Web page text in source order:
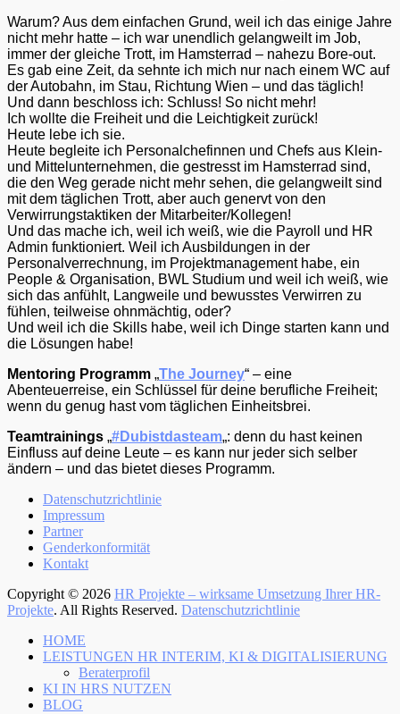
Warum? Aus dem einfachen Grund, weil ich das einige Jahre
nicht mehr hatte – ich war unendlich gelangweilt im Job,
immer der gleiche Trott, im Hamsterrad – nahezu Bore-out.
Es gab eine Zeit, da sehnte ich mich nur nach einem WC auf
der Autobahn, im Stau, Richtung Wien – und das täglich!
Und dann beschloss ich: Schluss! So nicht mehr!
Ich wollte die Freiheit und die Leichtigkeit zurück!
Heute lebe ich sie.
Heute begleite ich Personalchefinnen und Chefs aus Klein-
und Mittelunternehmen, die gestresst im Hamsterrad sind,
die den Weg gerade nicht mehr sehen, die gelangweilt sind
mit dem täglichen Trott, aber auch genervt von den
Verwirrungstaktiken der Mitarbeiter/Kollegen!
Und das mache ich, weil ich weiß, wie die Payroll und HR
Admin funktioniert. Weil ich Ausbildungen in der
Personalverrechnung, im Projektmanagement habe, ein
People & Organisation, BWL Studium und weil ich weiß, wie
sich das anfühlt, Langweile und bewusstes Verwirren zu
fühlen, teilweise ohnmächtig, oder?
Und weil ich die Skills habe, weil ich Dinge starten kann und
die Lösungen habe!
Mentoring Programm „The Journey“ – eine
Abenteuerreise, ein Schlüssel für deine berufliche Freiheit;
wenn du genug hast vom täglichen Einheitsbrei.
Teamtrainings „#Dubistdasteam„: denn du hast keinen
Einfluss auf deine Leute – es kann nur jeder sich selber
ändern – und das bietet dieses Programm.
Menü
Fußzeile
Zum
Inhalt:
Datenschutzrichtlinie
Impressum
Partner
Genderkonformität
Kontakt
Copyright © 2026 HR Projekte – wirksame Umsetzung Ihrer HR-
Projekte. All Rights Reserved. Datenschutzrichtlinie
oben
HOME
LEISTUNGEN HR INTERIM, KI & DIGITALISIERUNG
Beraterprofil
KI IN HRS NUTZEN
BLOG